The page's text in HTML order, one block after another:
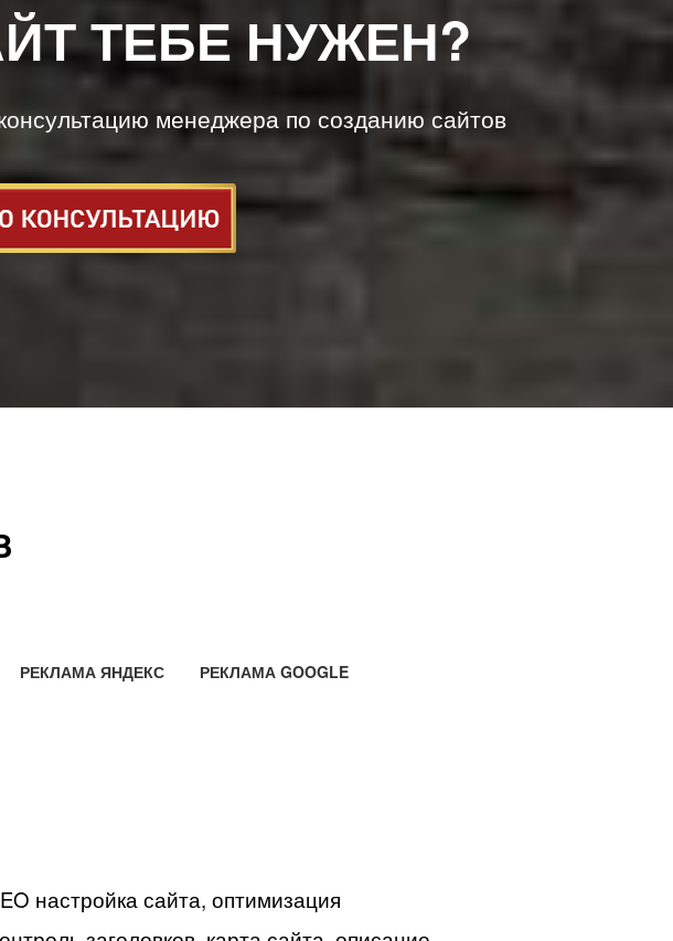
ТЕБЕ НУЖЕН?
менеджера по созданию сайтов
РЕКЛАМА ЯНДЕКС РЕКЛАМА GOOGLE
настройка сайта, оптимизация